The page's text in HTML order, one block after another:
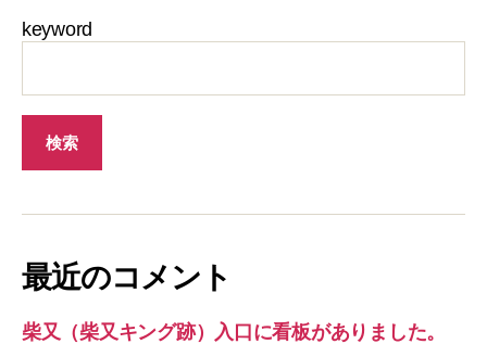
keyword
最近のコメント
柴又（柴又キング跡）入口に看板がありました。